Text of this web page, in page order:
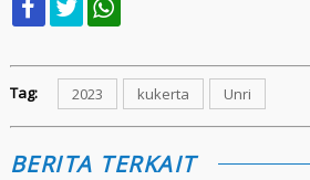
Tag: 2023 kukerta Unri
BERITA TERKAIT